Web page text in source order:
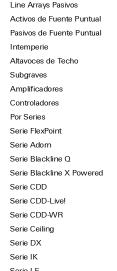
Line Arrays Pasivos
Activos de Fuente Puntual
Pasivos de Fuente Puntual
Intemperie
Altavoces de Techo
Subgraves
Amplificadores
Controladores
Por Series
Serie FlexPoint
Serie Adorn
Serie Blackline Q
Serie Blackline X Powered
Serie CDD
Serie CDD-Live!
Serie CDD-WR
Serie Ceiling
Serie DX
Serie IK